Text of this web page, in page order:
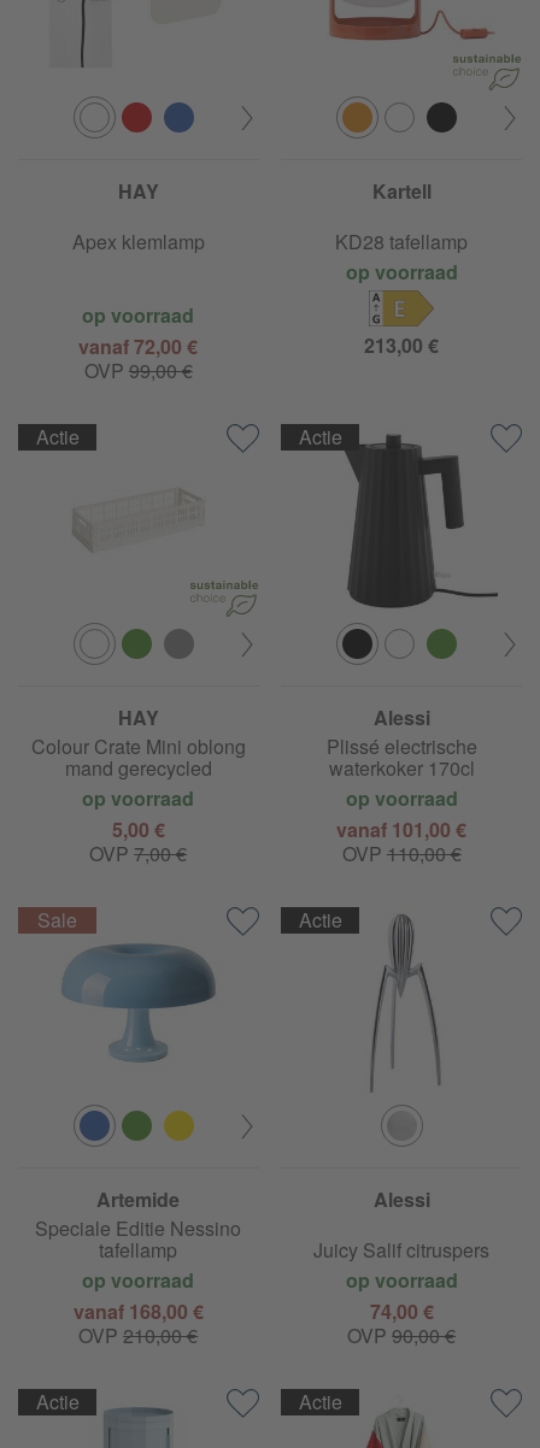
HAY
Apex klemlamp
op voorraad
vanaf 72,00 €
OVP 99,00 €
Kartell
KD28 tafellamp
op voorraad
E
213,00 €
HAY
Colour Crate Mini oblong
mand gerecycled
op voorraad
5,00 €
OVP7,00 €
Actie
Alessi
Plissé electrische
waterkoker 170cl
op voorraad
vanaf 101,00 €
OVP 110,00 €
Actie
Artemide
Speciale Editie Nessino
tafellamp
op voorraad
vanaf 168,00 €
OVP210,00 €
Alessi
Juicy Salif citruspers
op voorraad
74,00 €
OVP90,00 €
Actie
Actie Actie